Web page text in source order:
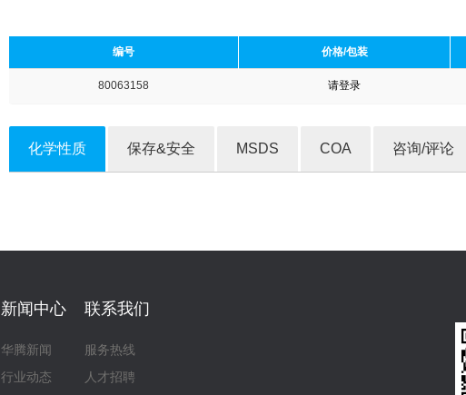
编号 价格/包装
80063158 请登录
化学性质 保存&安全 MSDS COA 咨询/评论
新闻中心
华腾新闻
行业动态
联系我们
服务热线
人才招聘